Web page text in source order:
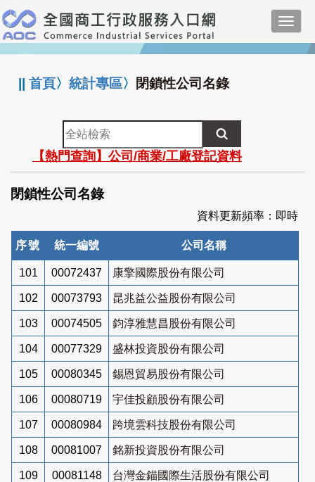
跳
到
主
要
:::
||首頁〉統計專區〉 閉鎖性公司名錄
全
站
檢
索
【熱門查詢】公司/商業/工廠登記資料
閉鎖性公司名錄
資料更新頻率：即時
序號 統一編號 公司名稱
101 00072437 康擎國際股份有限公司
102 00073793 昆兆益公益股份有限公司
103 00074505 鈞淳雅慧昌股份有限公司
104 00077329 盛林投資股份有限公司
105 00080345 錫恩貿易股份有限公司
106 00080719 宇佳投顧股份有限公司
107 00080984 跨境雲科技股份有限公司
108 00081007 銘新投資股份有限公司
109 00081148 台灣金錨國際生活股份有限公司